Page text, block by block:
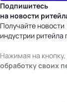
Подпишитесь
на новости
Получайте новости
индустрии ритейла
Нажимая на
обработку своих